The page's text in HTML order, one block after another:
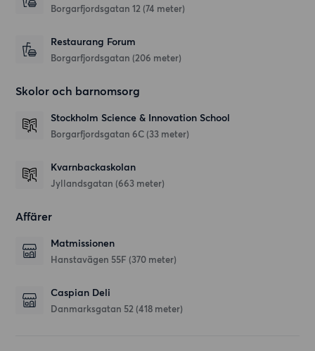
Borgarfjordsgatan 12 (74 meter)
Restaurang Forum
Borgarfjordsgatan (206 meter)
Skolor och barnomsorg
Stockholm Science & Innovation School
Borgarfjordsgatan 6C (33 meter)
Kvarnbackaskolan
Jyllandsgatan (663 meter)
Affärer
Matmissionen
Hanstavägen 55F (370 meter)
Caspian Deli
Danmarksgatan 52 (418 meter)